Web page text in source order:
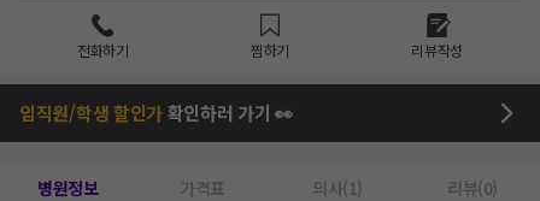
전화하기 찜하기 리뷰작성
임직원/학생 할인가확인하러 가기 👀
병원정보 가격표 의사(1) 리뷰(0)